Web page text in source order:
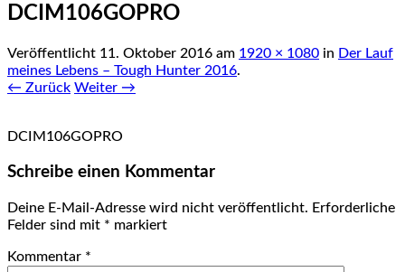
DCIM106GOPRO
Veröffentlicht 11. Oktober 2016 am 1920 × 1080 in Der Lauf
meines Lebens – Tough Hunter 2016.
← Zurück Weiter →
DCIM106GOPRO
Schreibe einen Kommentar
Deine E-Mail-Adresse wird nicht veröffentlicht. Erforderliche
Felder sind mit * markiert
Kommentar *